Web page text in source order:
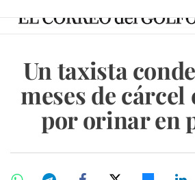
Un taxista
meses de
por orinar en